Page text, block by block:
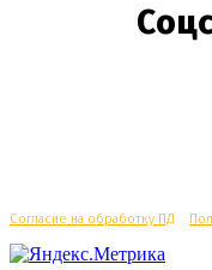
Согласие на обработку ПД